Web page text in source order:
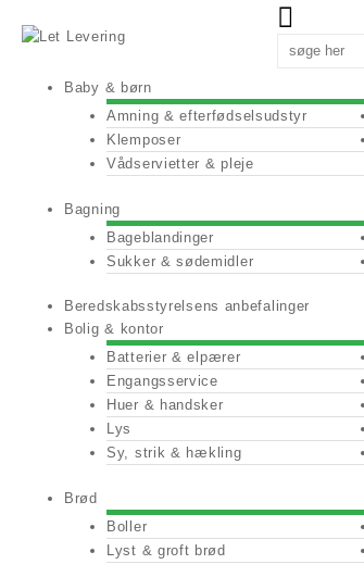
Baby & børn
Amning & efterfødselsudstyr
Klemposer
Vådservietter & pleje
Bagning
Bageblandinger
Sukker & sødemidler
Beredskabsstyrelsens anbefalinger
Bolig & kontor
Batterier & elpærer
Engangsservice
Huer & handsker
Lys
Sy, strik & hækling
Brød
Boller
Lyst & groft brød